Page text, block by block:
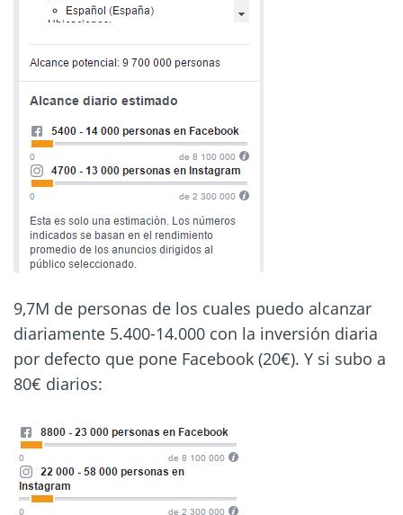
9,7M de personas de los cuales puedo alcanzar
diariamente 5.400-14.000 con la inversión diaria
por defecto que pone Facebook (20€). Y si subo a
80€ diarios: